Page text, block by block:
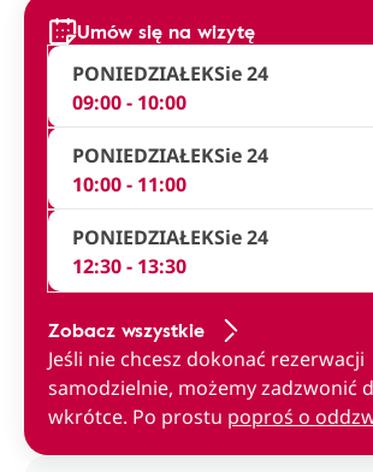
Umów się na wizytę
PONIEDZIAŁEKSie 24
09:00 - 10:00
PONIEDZIAŁEKSie 24
10:00 - 11:00
PONIEDZIAŁEKSie 24
12:30 - 13:30
Zobacz wszystkie
Jeśli nie chcesz dokonać rezerwacji
samodzielnie, możemy zadzwonić
wkrótce. Po prostu poproś o